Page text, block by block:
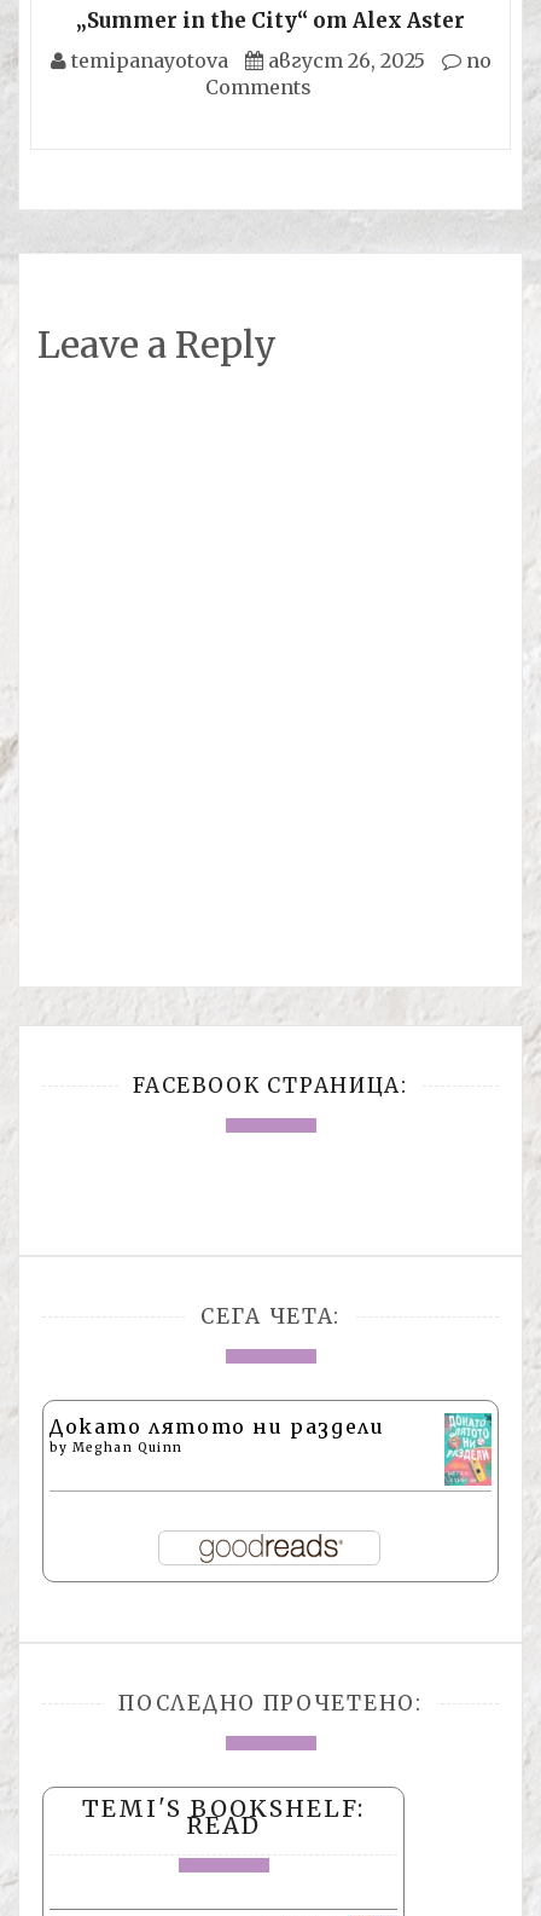
„Summer in the City“ от Alex Aster
temipanayotova август 26, 2025
no
Comments
Leave a Reply
FACEBOOK СТРАНИЦА:
СЕГА ЧЕТА:
Докато лятото ни раздели
by Meghan Quinn
ПОСЛЕДНО ПРОЧЕТЕНО:
TEMI'S BOOKSHELF:
READ